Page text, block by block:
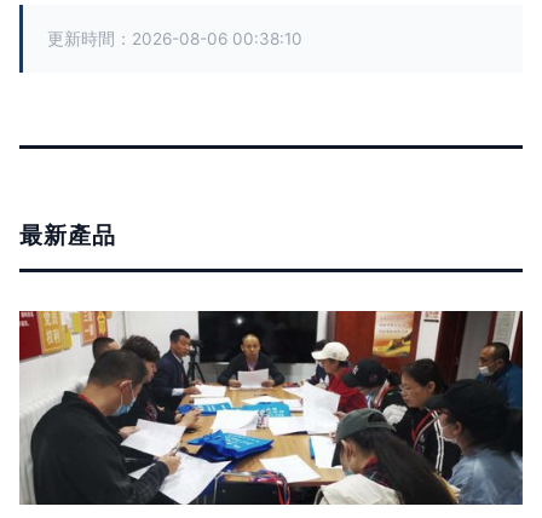
更新時間：2026-08-06 00:38:10
最新產品